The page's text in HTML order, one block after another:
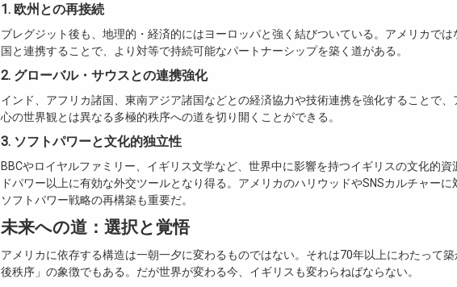
1. 欧州との再接続
ブレグジット後も、地理的・経済的にはヨーロッパと強く結びついている。アメリカでは
国と連携することで、より対等で持続可能なパートナーシップを築く道がある。
2. グローバル・サウスとの連携強化
インド、アフリカ諸国、東南アジア諸国などとの経済協力や技術連携を強化することで、
心の世界観とは異なる多極的秩序への道を切り開くことができる。
3. ソフトパワーと文化的独立性
BBCやロイヤルファミリー、イギリス文学など、世界中に影響を持つイギリスの文化的資
ドパワー以上に有効な外交ツールとなり得る。アメリカのハリウッドやSNSカルチャーに
ソフトパワー戦略の再構築も重要だ。
未来への道：選択と覚悟
アメリカに依存する構造は一朝一夕に変わるものではない。それは70年以上にわたって
後秩序」の象徴でもある。だが世界が変わる今、イギリスも変わらねばならない。